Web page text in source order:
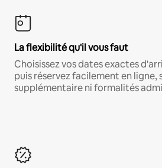
La flexibilité qu'il vous faut
Choisissez vos dates exactes
puis réservez facilement en ligne,
supplémentaire ni formalités